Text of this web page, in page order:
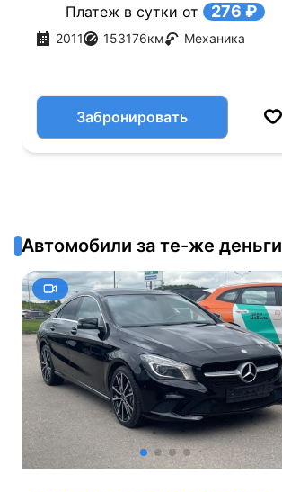
Платеж в сутки от 276 ₽
2011 153176км Механика
Забронировать
Автомобили за те-же деньги